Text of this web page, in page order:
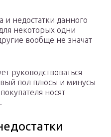
и недостатки данного
некоторых одни
вообще не значат
руководствоваться
пол плюсы и минусы
носят